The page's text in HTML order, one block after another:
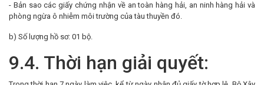
- Bản sao các giấy chứng nhận về an toàn hàng hải, an ninh hàng hải và
phòng ngừa ô nhiễm môi trường của tàu thuyền đó.
b) Số lượng hồ sơ: 01 bộ.
9.4. Thời hạn giải quyết: